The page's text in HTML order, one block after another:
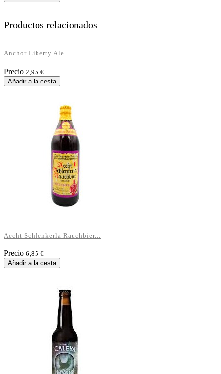
Productos relacionados
Anchor Liberty Ale
Precio 2,95 €
Añadir a la cesta
Aecht Schlenkerla Rauchbier...
Precio 6,85 €
Añadir a la cesta